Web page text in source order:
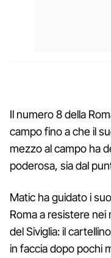
Il numero 8 della
campo fino a che il
mezzo al campo ha
poderosa, sia dal
Matic ha guidato i
Roma a resistere
del Siviglia: il
in faccia dopo pochi